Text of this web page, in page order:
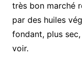
très bon marché
par des huiles
fondant, plus
voir.